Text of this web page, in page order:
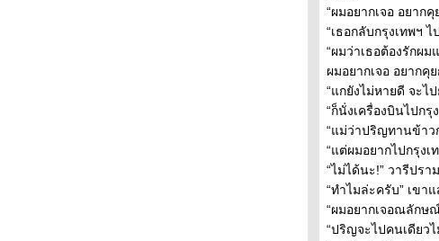
“ผมอยากเจอ อยาก
“เธอกลับกรุงเทพฯ
“ผมว่าเธอต้องรักผ
ผมอยากเจอ อยาก
“แกยังไม่หายดี จะไ
“ก็นั่งเครื่องบินไปกรุ
“แม่ว่าปริญทานข้าว
“แต่ผมอยากไปกรุงเ
“ไม่ได้นะ!” วารีปรา
“ทำไมล่ะครับ” เขา
“ผมอยากเจอณลักษ
“ปริญจะไปคนเดียว